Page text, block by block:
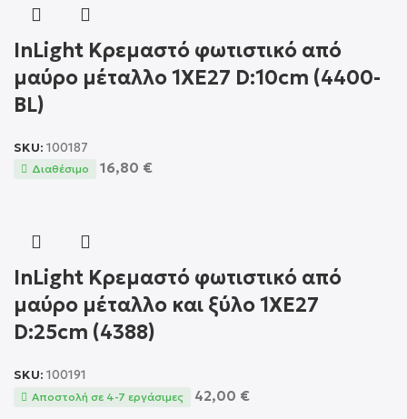
InLight Κρεμαστό φωτιστικό από
μαύρο μέταλλο 1XE27 D:10cm (4400-
BL)
SKU: 100187
Διαθέσιμο 16,80 €
InLight Κρεμαστό φωτιστικό από
μαύρο μέταλλο και ξύλο 1XE27
D:25cm (4388)
SKU: 100191
Αποστολή σε 4-7 εργάσιμες 42,00 €